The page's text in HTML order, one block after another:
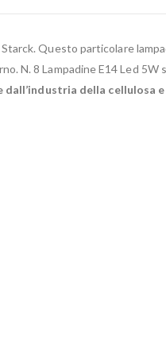
Questo particolare
N. 8 Lampadine E14 Led 5W
della